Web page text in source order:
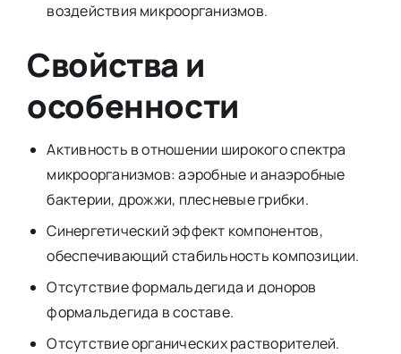
воздействия микроорганизмов.
Свойства и
особенности
Активность в отношении широкого спектра
микроорганизмов: аэробные и анаэробные
бактерии, дрожжи, плесневые грибки.
Синергетический эффект компонентов,
обеспечивающий стабильность композиции.
Отсутствие формальдегида и доноров
формальдегида в составе.
Отсутствие органических растворителей.